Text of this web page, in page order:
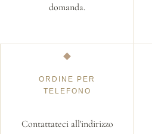
domanda.
ORDINE PER
TELEFONO
Contattateci all'indirizzo